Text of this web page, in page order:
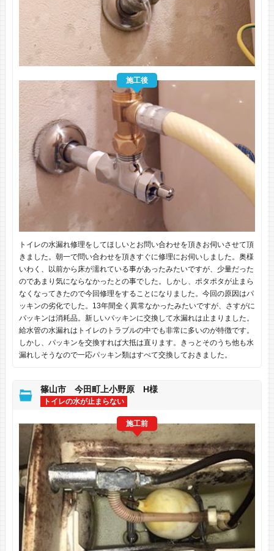
施工後
トイレの水漏れ修理をしてほしいとお問い合わせを頂きお伺いさせて頂
きました。朝一で問い合わせを頂きすぐに修理にお伺いしました。奥様
いわく、以前から床が濡れている事があったみたいですが、少量だった
のであまり気にならなかったとの事でした。しかし、ポタポタが止まら
なくなってきたので今回修理をすることになりました。今回の原因はパ
ッキンの劣化でした。13年間全く異常なかったみたいですが、さすがに
パッキンは消耗品。新しいパッキンに交換して水漏れは止まりました。
給水管の水漏れはトイレのトラブルの中でも非常に多いのが特徴です。
しかし、パッキンを交換すれば大抵は直ります。きっとそのうち他も水
漏れしそうなので一応パッキン類はすべて交換しておきました。
篠山市 今田町上小野原 H様
トイレの水が止まらない
施工前